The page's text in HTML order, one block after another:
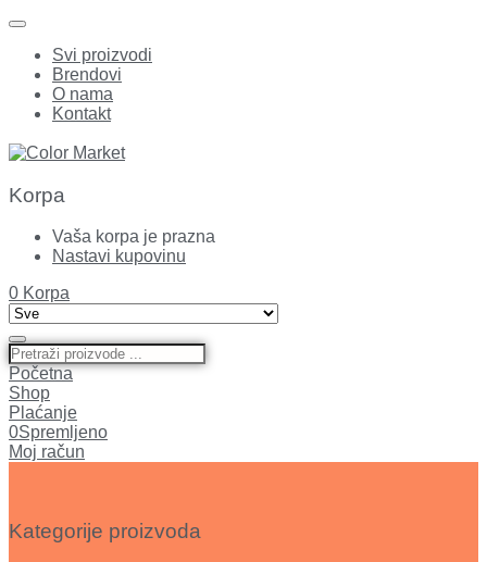
Svi proizvodi
Brendovi
O nama
Kontakt
Korpa
Vaša korpa je prazna
Nastavi kupovinu
0 Korpa
Početna
Shop
Plaćanje
0Spremljeno
Moj račun
Kategorije proizvoda